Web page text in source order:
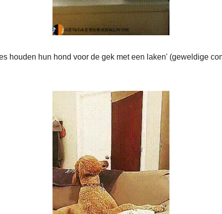
houden hun hond voor de gek met een laken' (geweldige